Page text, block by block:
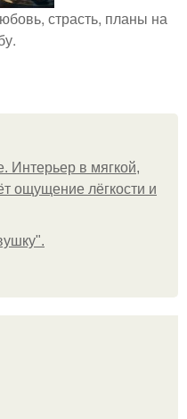
страсть, планы на
Интерьер в мягкой,
ощущение лёгкости и